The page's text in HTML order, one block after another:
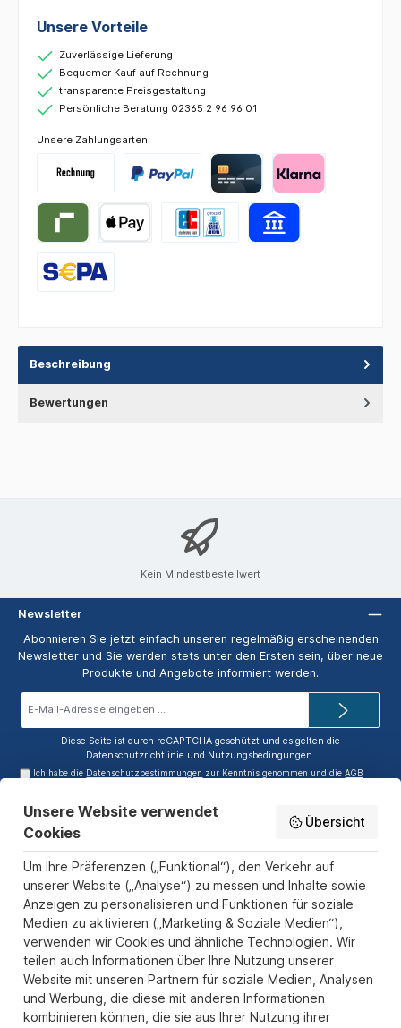
Unsere Vorteile
Zuverlässige Lieferung
Bequemer Kauf auf Rechnung
transparente Preisgestaltung
Persönliche Beratung 02365 2 96 96 01
Unsere Zahlungsarten:
Beschreibung
Bewertungen
Kein Mindestbestellwert
Newsletter
Abonnieren Sie jetzt einfach unseren regelmäßig erscheinenden
Newsletter und Sie werden stets unter den Ersten sein, über neue
Produkte und Angebote informiert werden.
Diese Seite ist durch reCAPTCHA geschützt und es gelten die
Datenschutzrichtlinie und Nutzungsbedingungen.
Ich habe die Datenschutzbestimmungen zur Kenntnis genommen und dieAGB
Service-Hotline
Informationen
Zahlungs- und Versandarten
Sicher Einkaufen
Über uns
Der Pokal & Vereinsbedarf Onlineshop PokalExpress in Marl ist
Ihr Spezialist für Pokale, Medaillen und Trophäen aus Glas und
Resin, mit einem Fokus auf Säulenpokalen. Unser herausragender
Kundenservice zeichnet sich durch Schnelligkeit und
Unsere Website verwendet
Cookies
Übersicht
Um Ihre Präferenzen („Funktional“), den Verkehr auf
unserer Website („Analyse“) zu messen und Inhalte sowie
Anzeigen zu personalisieren und Funktionen für soziale
Medien zu aktivieren („Marketing & Soziale Medien“),
verwenden wir Cookies und ähnliche Technologien. Wir
teilen auch Informationen über Ihre Nutzung unserer
Website mit unseren Partnern für soziale Medien, Analysen
und Werbung, die diese mit anderen Informationen
kombinieren können, die sie aus Ihrer Nutzung ihrer